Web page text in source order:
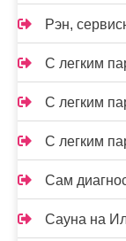
Рэн,
С легким
С легким
С легким
Сам
Сауна на